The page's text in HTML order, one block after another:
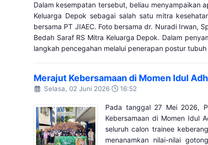
Dalam kesempatan tersebut, beliau menyampaikan
Keluarga Depok sebagai salah satu mitra
bersama PT JIAEC. Foto bersama dr. Nuradi Irwan,
Bedah Saraf RS Mitra Keluarga Depok. Dalam
langkah pencegahan melalui penerapan postur
Merajut Kebersamaan di Momen Idul
Selasa, 02 Juni 2026 16:52
Pada tanggal 27 Mei 2026,
Kebersamaan di Momen Idul
seluruh calon trainee
menanamkan nilai-nilai